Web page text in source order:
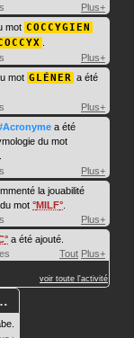
Plus+
mot COCCYGIEN
Plus+
mot GLÉNER a été
Plus+
a été
du mot
Plus+
la jouabilité
mot MILF
Plus+
a été ajouté.
Tout Plus+
voir toute l'activité